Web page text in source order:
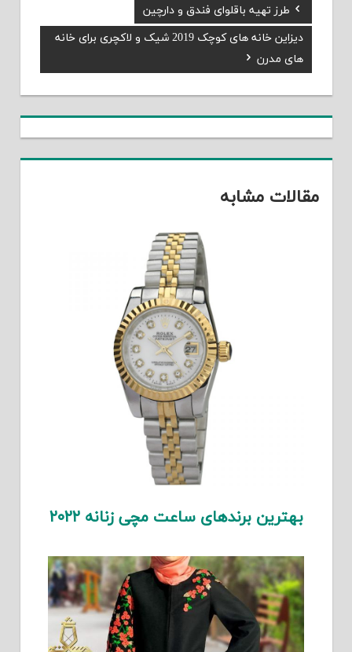
راهبری
نوشته
Previous
Post:
طرز تهیه باقلوای فندق و دارچین
Next
Post:
دیزاین خانه های کوچک 2019 شیک و لاکچری برای خانه
های مدرن
مقالات مشابه
بهترین برندهای ساعت مچی زنانه ۲۰۲۲